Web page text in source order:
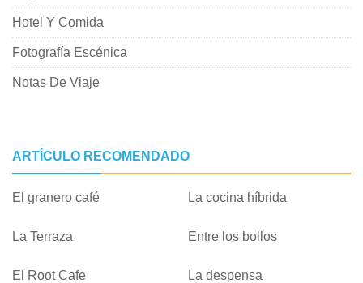
Hotel Y Comida
Fotografía Escénica
Notas De Viaje
ARTÍCULO RECOMENDADO
El granero café La cocina híbrida
La Terraza Entre los bollos
El Root Cafe La despensa